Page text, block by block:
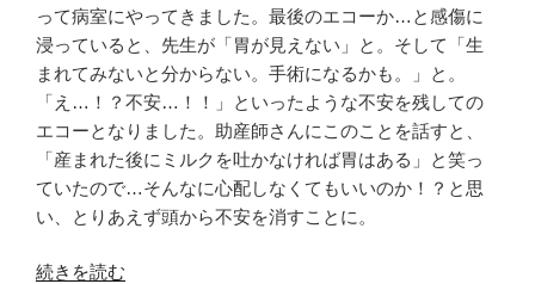
って病室にやってきました。最後のエコーか…と感傷に
浸っていると、先生が「胃が見えない」と。そして「生
まれてみないと分からない。手術になるかも。」と。
「え…！？不安…！！」といったような不安を残しての
エコーとなりました。助産師さんにこのことを話すと、
「産まれた後にミルクを吐かなければ胃はある」と笑っ
ていたので…そんなに心配しなくてもいいのか！？と思
い、とりあえず頭から不安を消すことに。
“子
続きを読む